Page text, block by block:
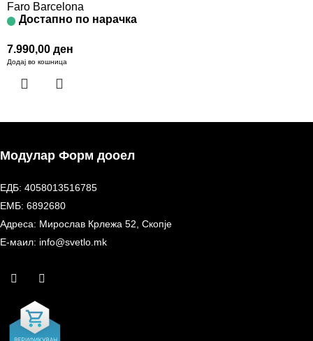
Faro Barcelona
Достапно по нарачка
7.990,00 ден
Додај во кошница
Модулар Форм дооел
ЕДБ: 4058013516785
ЕМБ: 6892680
Адреса: Мирослав Крлежа 52, Скопје
Е-маил: info@svetlo.mk